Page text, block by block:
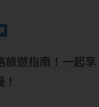
旅遊指南！一起享